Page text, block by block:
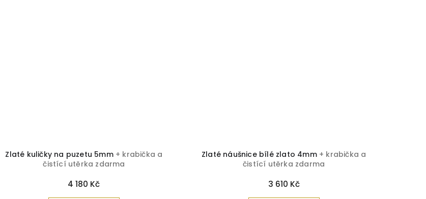
Zlaté kuličky na puzetu 5mm + krabička a
čistící utěrka zdarma
4 180 Kč
Zlaté náušnice bílé zlato 4mm + krabička a
čistící utěrka zdarma
3 610 Kč